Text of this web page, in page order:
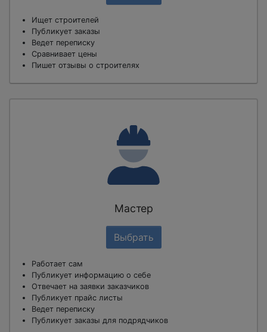
Ищет строителей
Публикует заказы
Ведет переписку
Сравнивает цены
Пишет отзывы о строителях
Мастер
Выбрать
Работает сам
Публикует информацию о себе
Отвечает на заявки заказчиков
Публикует прайс листы
Ведет переписку
Публикует заказы для подрядчиков